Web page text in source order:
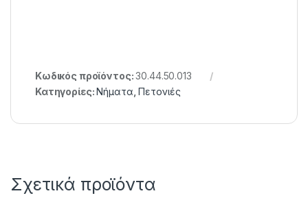
Κωδικός προϊόντος:30.44.50.013
Κατηγορίες:Νήματα ,Πετονιές
Σχετικά προϊόντα